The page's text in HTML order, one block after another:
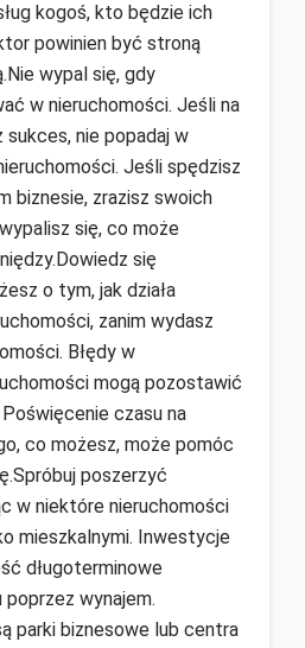
kogoś, kto będzie ich
powinien być stroną
wypal się, gdy
w nieruchomości. Jeśli na
nie popadaj w
Jeśli spędzisz
biznesie, zrazisz swoich
się, co może
się
o tym, jak działa
zanim wydasz
Błędy w
mogą pozostawić
czasu na
co możesz, może pomóc
poszerzyć
w niektóre nieruchomości
mieszkalnymi. Inwestycje
długoterminowe
wynajem.
parki biznesowe lub centra